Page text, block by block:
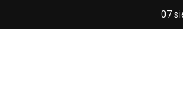
07